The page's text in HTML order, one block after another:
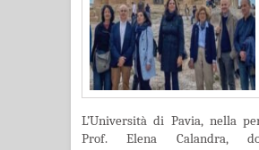
L’Università di Pavia, nella
Prof. Elena Calandra,